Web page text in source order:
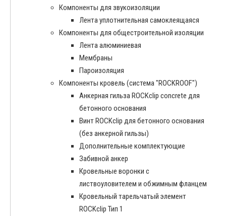
Компоненты для звукоизоляции
Лента уплотнительная самоклеящаяся
Компоненты для общестроительной изоляции
Лента алюминиевая
Мембраны
Пароизоляция
Компоненты кровель (система "ROCKROOF")
Анкерная гильза ROCKclip concrete для
бетонного основания
Винт ROCKclip для бетонного основания
(без анкерной гильзы)
Дополнительные комплектующие
Забивной анкер
Кровельные воронки с
листвоуловителем и обжимным фланцем
Кровельный тарельчатый элемент
ROCKclip Тип 1